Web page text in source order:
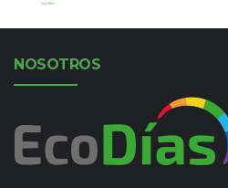
Leer Más
NOSOTROS